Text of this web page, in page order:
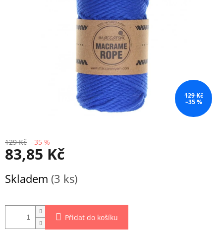
129 Kč
–35 %
129 Kč –35 %
83,85 Kč
cena:
Skladem (3 ks)
Přidat do košíku